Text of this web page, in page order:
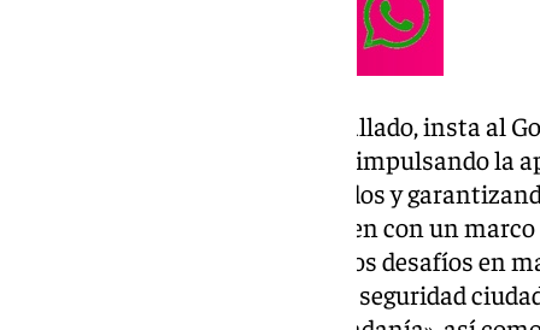
La otra moción urgente, ha detallado, insta al
responsabilidad sus funciones, impulsando la
Generales del Estado actualizados y
que las entidades locales cuenten con un
para afrontar adecuadamente los desafíos en
municipal, acceso a la vivienda, seguridad